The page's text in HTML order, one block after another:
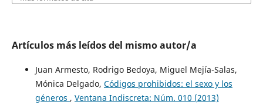
Artículos más leídos del mismo autor/a
Juan Armesto, Rodrigo Bedoya, Miguel Mejía-Salas,
Mónica Delgado, Códigos prohibidos: el sexo y los
géneros , Ventana Indiscreta: Núm. 010 (2013)